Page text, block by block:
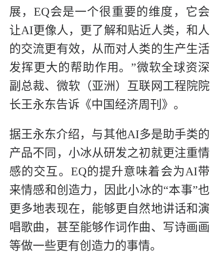
展，EQ会是一个很重要的维度，它会
让AI更像人，更了解和贴近人类，和人
的交流更有效，从而对人类的生产生活
发挥更大的帮助作用。”微软全球资深
副总裁、微软（亚洲）互联网工程院院
长王永东告诉《中国经济周刊》。
据王永东介绍，与其他AI多是助手类的
产品不同，小冰从研发之初就更注重情
感的交互。EQ的提升意味着会为AI带
来情感和创造力，因此小冰的“本事”也
更多地表现在，能够更自然地讲话和演
唱歌曲，甚至能够作词作曲、写诗画画
等做一些更有创造力的事情。